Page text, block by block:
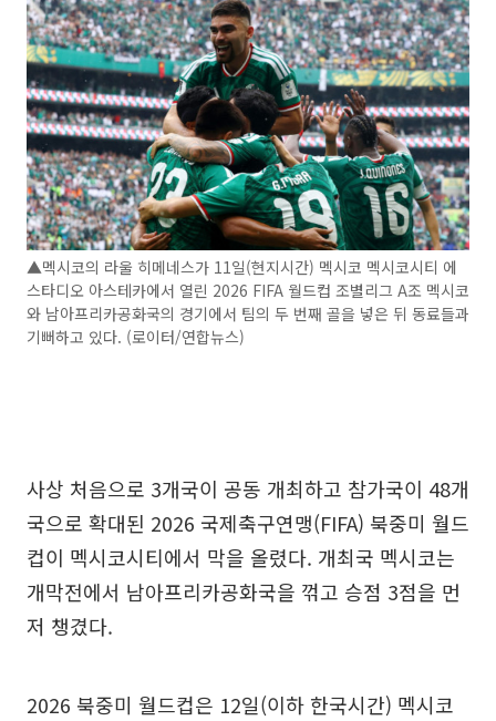
▲멕시코의 라울 히메네스가 11일(현지시간) 멕시코 멕시코시티 에
스타디오 아스테카에서 열린 2026 FIFA 월드컵 조별리그 A조 멕시코
와 남아프리카공화국의 경기에서 팀의 두 번째 골을 넣은 뒤 동료들과
기뻐하고 있다. (로이터/연합뉴스)
사상 처음으로 3개국이 공동 개최하고 참가국이 48개
국으로 확대된 2026 국제축구연맹(FIFA) 북중미 월드
컵이 멕시코시티에서 막을 올렸다. 개최국 멕시코는
개막전에서 남아프리카공화국을 꺾고 승점 3점을 먼
저 챙겼다.
2026 북중미 월드컵은 12일(이하 한국시간) 멕시코